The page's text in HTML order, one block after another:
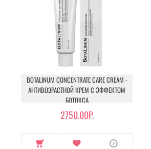
BOTALINUM CONCENTRATE CARE CREAM -
АНТИВОЗРАСТНОЙ КРЕМ С ЭФФЕКТОМ
БОТОКСА
2750.00Р.